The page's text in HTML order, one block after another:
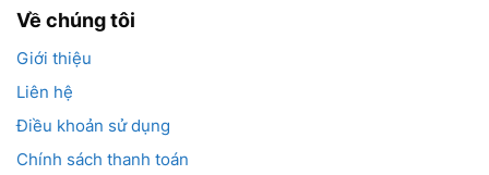
Về chúng tôi
Giới thiệu
Liên hệ
Điều khoản sử dụng
Chính sách thanh toán